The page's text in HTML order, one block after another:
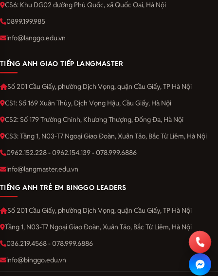
CS6: Khu DG02 đường Phủ Quốc, xã Quốc Oai, Hà Nội
0899.199.985
info@langgo.edu.vn
TIẾNG ANH GIAO TIẾP LANGMASTER
Số 201 Cầu Giấy, phường Dịch Vọng, quận Cầu Giấy, TP Hà Nội
CS1: Số 169 Xuân Thủy, Dịch Vọng Hậu, Cầu Giấy, Hà Nội
CS2: Số 179 Trường Chinh, Khương Thượng, Đống Đa, Hà Nội
CS3: Tầng 1, N03-T7 Ngoại Giao Đoàn, Xuân Tảo, Bắc Từ Liêm, Hà Nội
0962.152.228 - 0962.154.139 - 078.999.6886
info@langmaster.edu.vn
TIẾNG ANH TRẺ EM BINGGO LEADERS
Số 201 Cầu Giấy, phường Dịch Vọng, quận Cầu Giấy, TP Hà Nội
Tầng 1, N03-T7 Ngoại Giao Đoàn, Xuân Tảo, Bắc Từ Liêm, Hà Nội
036.219.4568 - 078.999.6886
info@binggo.edu.vn